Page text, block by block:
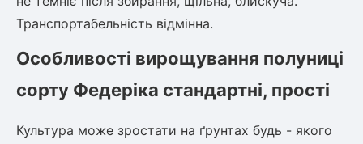
Вівсяниця
Чемерник (морозник)
Рослини що в'ються
Гліцинія (Вістерія)
Транспортабельність відмінна.
Особливості вирощування полуниці
сорту Федеріка стандартні, прості
Культура може зростати на ґрунтах будь - якого